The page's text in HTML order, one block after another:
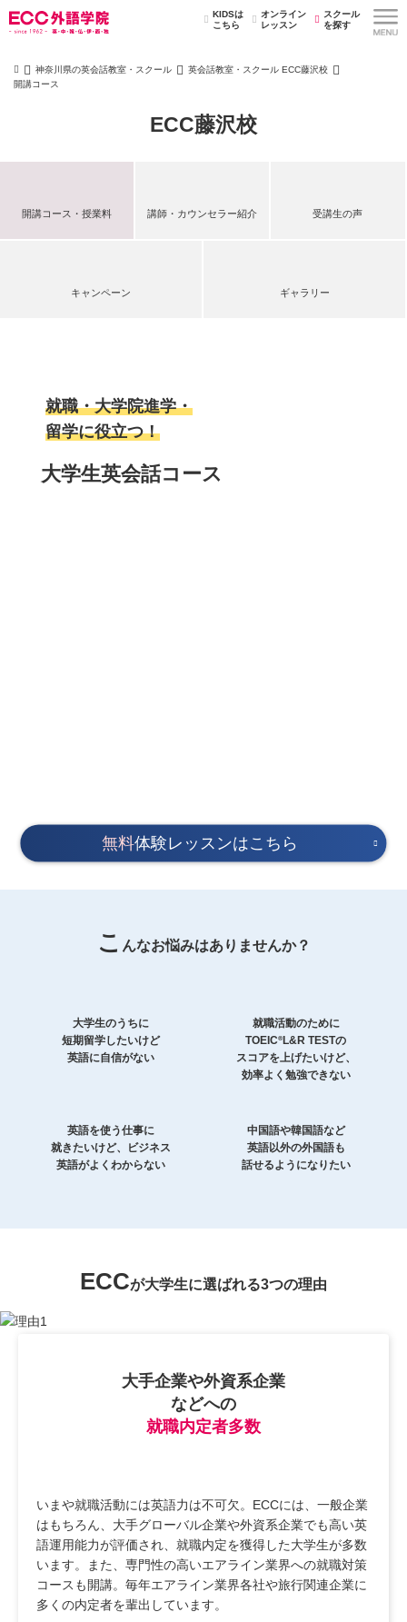
KIDSは
こちら
オンライン
レッスン
スクール
を探す
神奈川県の英会話教室・スクール
英会話教室・スクール ECC藤沢校
開講コース
ECC藤沢校
開講コース・授業料 講師・カウンセラー紹介 受講生の声
キャンペーン ギャラリー
就職・大学院進学・
留学に役立つ！
大学生英会話コース
無料体験レッスンはこちら
こ んなお悩みはありませんか？
大学生のうちに
短期留学したいけど
英語に自信がない
就職活動のために
TOEIC®L&R TESTの
スコアを上げたいけど、
効率よく勉強できない
英語を使う仕事に
就きたいけど、ビジネス
英語がよくわからない
中国語や韓国語など
英語以外の外国語も
話せるようになりたい
ECCが大学生に選ばれる3つの理由
大手企業や外資系企業
などへの
就職内定者多数
いまや就職活動には英語力は不可欠。ECCには、一般企業
はもちろん、大手グローバル企業や外資系企業でも高い英
語運用能力が評価され、就職内定を獲得した大学生が多数
います。また、専門性の高いエアライン業界への就職対策
コースも開講。毎年エアライン業界各社や旅行関連企業に
多くの内定者を輩出しています。